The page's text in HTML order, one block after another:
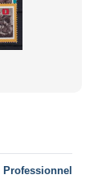
Professionnel